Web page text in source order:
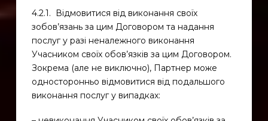
4.2.1. Відмовитися від виконання своїх
зобов’язань за цим Договором та надання
послуг у разі неналежного виконання
Учасником своїх обов’язків за цим Договором.
Зокрема (але не виключно), Партнер може
односторонньо відмовитися від подальшого
виконання послуг у випадках: